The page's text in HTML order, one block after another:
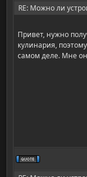
RE: Можно ли
Привет, нужно
кулинария,
самом деле. Мне